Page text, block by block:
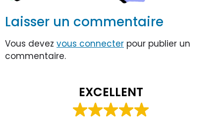
Laisser un commentaire
Vous devez vous connecter pour publier un
commentaire.
EXCELLENT